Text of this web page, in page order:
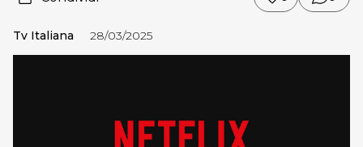
Tv Italiana 28/03/2025